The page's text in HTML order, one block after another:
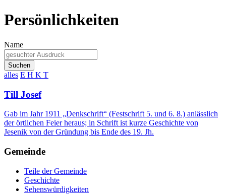
Persönlichkeiten
Name
Suchen
alles E H K T
Till Josef
Gab im Jahr 1911 „Denkschrift“ (Festschrift 5. und 6. 8.) anlässlich
der örtlichen Feier heraus; in Schrift ist kurze Geschichte von
Jesenik von der Gründung bis Ende des 19. Jh.
Gemeinde
Teile der Gemeinde
Geschichte
Sehenswürdigkeiten